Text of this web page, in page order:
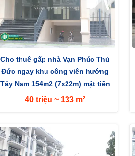
Cho thuê gấp nhà Vạn Phúc Thủ
Đức ngay khu công viên hướng
Tây Nam 154m2 (7x22m) mặt tiền
đường 13m
40 triệu ~ 133 m²